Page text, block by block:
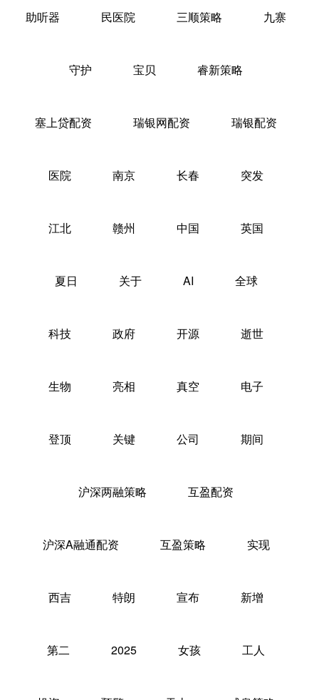
助听器 民医院 三顺策略 九寨
守护 宝贝 睿新策略
塞上贷配资 瑞银网配资 瑞银配资
医院 南京 长春 突发
江北 赣州 中国 英国
夏日 关于 AI 全球
科技 政府 开源 逝世
生物 亮相 真空 电子
登顶 关键 公司 期间
沪深两融策略 互盈配资
沪深A融通配资 互盈策略 实现
西吉 特朗 宣布 新增
第二 2025 女孩 工人